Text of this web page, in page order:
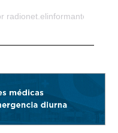
radionet.elinformante